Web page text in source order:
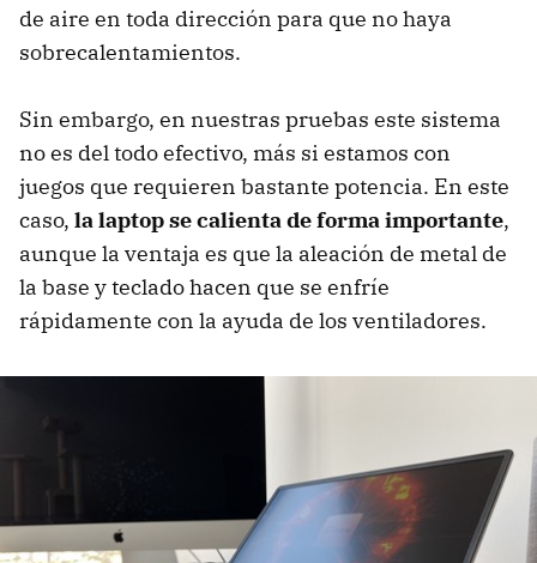
de aire en toda dirección para que no haya
sobrecalentamientos.
Sin embargo, en nuestras pruebas este sistema
no es del todo efectivo, más si estamos con
juegos que requieren bastante potencia. En este
caso, la laptop se calienta de forma importante,
aunque la ventaja es que la aleación de metal de
la base y teclado hacen que se enfríe
rápidamente con la ayuda de los ventiladores.